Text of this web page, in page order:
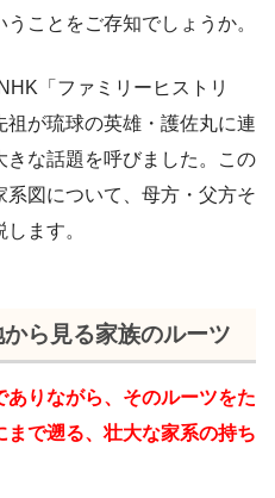
ことをご存知でしょうか。
「ファミリーヒストリ
が琉球の英雄・護佐丸に連
な話題を呼びました。この
図について、母方・父方そ
ます。
ら見る家族のルーツ
りながら、そのルーツをた
で遡る、壮大な家系の持ち